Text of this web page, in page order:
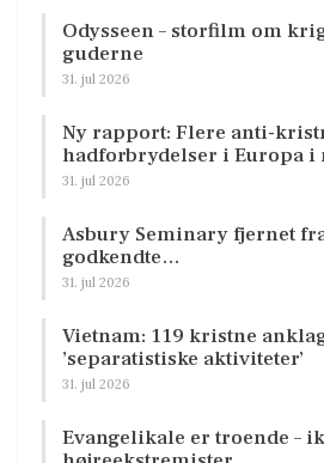
Odysseen – storfilm om
guderne
31. jul 2026
Ny rapport: Flere anti-
hadforbrydelser i Europa i
31. jul 2026
Asbury Seminary fjernet
godkendte…
31. jul 2026
Vietnam: 119 kristne
’separatistiske aktiviteter’
31. jul 2026
Evangelikale er troende –